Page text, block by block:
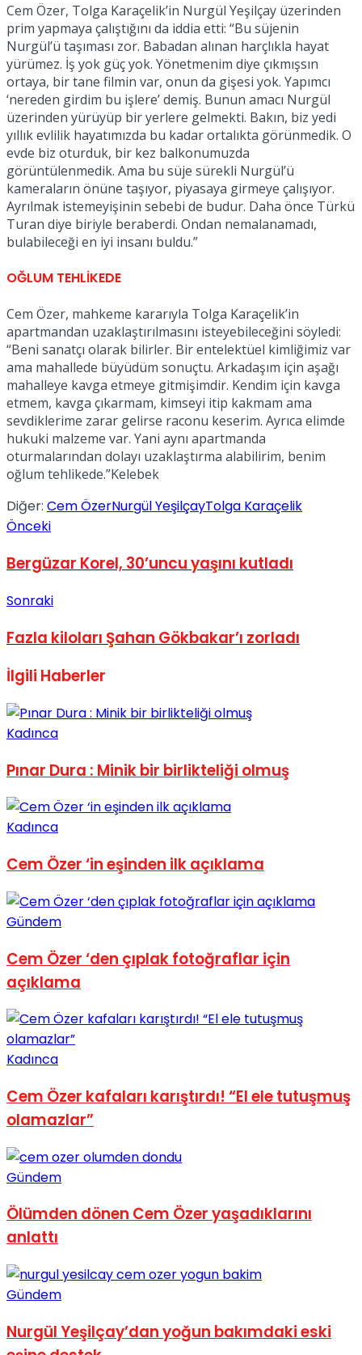
View All Result
Cem Özer, Tolga Karaçelik’in Nurgül Yeşilçay üzerinden
prim yapmaya çalıştığını da iddia etti: “Bu süjenin
Nurgül’ü taşıması zor. Babadan alınan harçlıkla hayat
yürümez. İş yok güç yok. Yönetmenim diye çıkmışsın
ortaya, bir tane filmin var, onun da gişesi yok. Yapımcı
‘nereden girdim bu işlere’ demiş. Bunun amacı Nurgül
üzerinden yürüyüp bir yerlere gelmekti. Bakın, biz yedi
yıllık evlilik hayatımızda bu kadar ortalıkta görünmedik. O
evde biz oturduk, bir kez balkonumuzda
görüntülenmedik. Ama bu süje sürekli Nurgül’ü
kameraların önüne taşıyor, piyasaya girmeye çalışıyor.
Ayrılmak istemeyişinin sebebi de budur. Daha önce Türkü
Turan diye biriyle beraberdi. Ondan nemalanamadı,
bulabileceği en iyi insanı buldu.”
OĞLUM TEHLİKEDE
Cem Özer, mahkeme kararıyla Tolga Karaçelik’in
apartmandan uzaklaştırılmasını isteyebileceğini söyledi:
“Beni sanatçı olarak bilirler. Bir entelektüel kimliğimiz var
ama mahallede büyüdüm sonuçtu. Arkadaşım için aşağı
mahalleye kavga etmeye gitmişimdir. Kendim için kavga
etmem, kavga çıkarmam, kimseyi itip kakmam ama
sevdiklerime zarar gelirse raconu keserim. Ayrıca elimde
hukuki malzeme var. Yani aynı apartmanda
oturmalarından dolayı uzaklaştırma alabilirim, benim
oğlum tehlikede.”Kelebek
Diğer: Cem ÖzerNurgül YeşilçayTolga Karaçelik
Önceki
Bergüzar Korel, 30’uncu yaşını kutladı
Sonraki
Fazla kiloları Şahan Gökbakar’ı zorladı
İlgili Haberler
Kadınca
Pınar Dura : Minik bir birlikteliği olmuş
Kadınca
Cem Özer ‘in eşinden ilk açıklama
Gündem
Cem Özer ‘den çıplak fotoğraflar için
açıklama
Kadınca
Cem Özer kafaları karıştırdı! “El ele tutuşmuş
olamazlar”
Gündem
Ölümden dönen Cem Özer yaşadıklarını
anlattı
Gündem
Nurgül Yeşilçay’dan yoğun bakımdaki eski